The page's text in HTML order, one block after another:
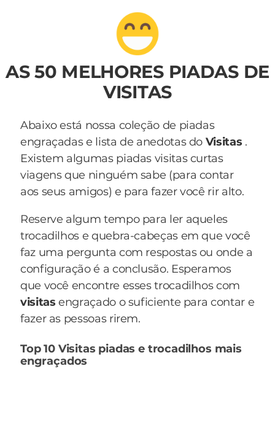
AS 50 MELHORES PIADAS DE
VISITAS
Abaixo está nossa coleção de piadas
engraçadas e lista de anedotas do Visitas .
Existem algumas piadas visitas curtas
viagens que ninguém sabe (para contar
aos seus amigos) e para fazer você rir alto.
Reserve algum tempo para ler aqueles
trocadilhos e quebra-cabeças em que você
faz uma pergunta com respostas ou onde a
configuração é a conclusão. Esperamos
que você encontre esses trocadilhos com
visitasengraçado o suficiente para contar e
fazer as pessoas rirem.
Top 10 Visitas piadas e trocadilhos mais
engraçados